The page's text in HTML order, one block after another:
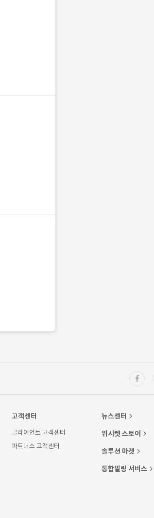
고객센터
클라이언트 고객센터
파트너스 고객센터
뉴스센터
위시켓 스토어
솔루션 마켓
통합빌링 서비스